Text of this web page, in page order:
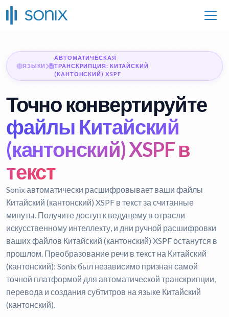
ЯЗЫКИ
АВТОМАТИЧЕСКАЯ
ТРАНСКРИПЦИЯ: КИТАЙСКИЙ
(КАНТОНСКИЙ) XSPF
Точно конвертируйте
файлы Китайский
(кантонский) XSPF в
текст
Sonix автоматически расшифровывает ваши файлы
Китайский (кантонский) XSPF в текст за считанные
минуты. Получите доступ к ведущему в отрасли
искусственному интеллекту, и дни ручной расшифровки
ваших файлов Китайский (кантонский) XSPF останутся в
прошлом. Преобразование речи в текст на Китайский
(кантонский): Sonix был независимо признан самой
точной платформой для автоматической транскрипции,
перевода и создания субтитров на языке Китайский
(кантонский).